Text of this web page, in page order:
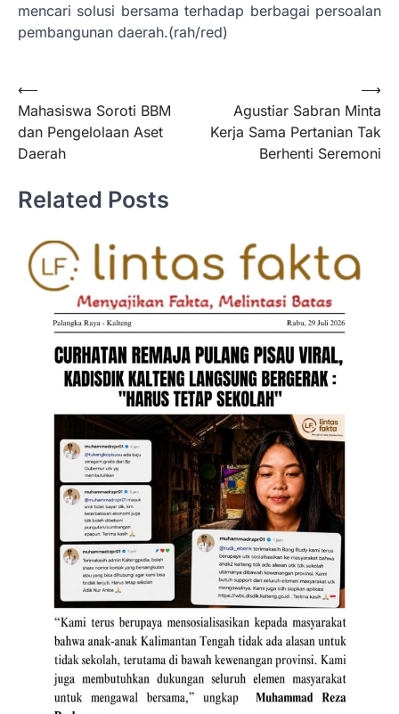
mencari solusi bersama terhadap berbagai persoalan
pembangunan daerah.(rah/red)
Navigasi
pos
⟵
Mahasiswa Soroti BBM
dan Pengelolaan Aset
Daerah
Agustiar Sabran Minta
Kerja Sama Pertanian Tak
Berhenti Seremoni
⟶
Related Posts